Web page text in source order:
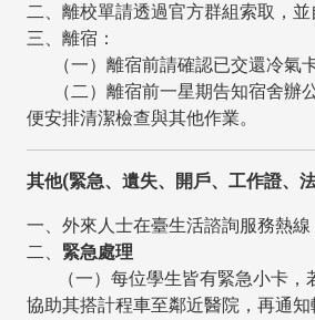
二、離校單請透過官方群組索取，並
三、離宿：
（一）離宿前請確認已交還冷氣
（二）離宿前一星期告知宿舍辦
便安排清潔檢查與其他作業。
其他(緊急、遺失、開戶、工作證、
一、外來人士在臺生活諮詢服務熱
二、 緊急處理
（一）每位學生皆有緊急小卡，
協助其搭計程車至鄰近醫院，再通